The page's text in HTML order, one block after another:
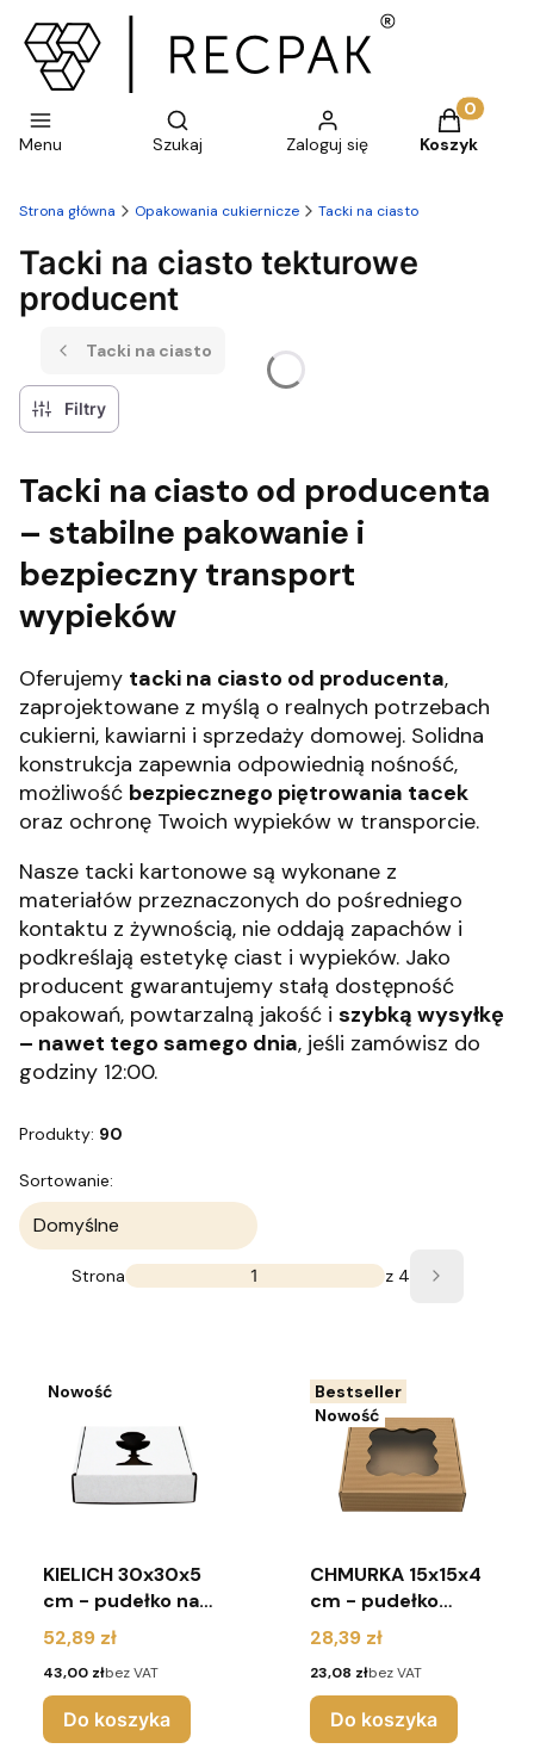
Menu
Otwórz wyszukiwarkę
Szukaj Zaloguj się
Produkty
Koszyk
Strona główna Opakowania cukiernicze Tacki na ciasto
Tacki na ciasto tekturowe
producent
Tacki na ciasto
Filtry
Tacki na ciasto od producenta
– stabilne pakowanie i
bezpieczny transport
wypieków
Oferujemy tacki na ciasto od producenta,
zaprojektowane z myślą o realnych potrzebach
cukierni, kawiarni i sprzedaży domowej. Solidna
konstrukcja zapewnia odpowiednią nośność,
możliwość bezpiecznego piętrowania tacek
oraz ochronę Twoich wypieków w transporcie.
Nasze tacki kartonowe są wykonane z
materiałów przeznaczonych do pośredniego
kontaktu z żywnością, nie oddają zapachów i
podkreślają estetykę ciast i wypieków. Jako
producent gwarantujemy stałą dostępność
opakowań, powtarzalną jakość i szybką wysyłkę
– nawet tego samego dnia, jeśli zamówisz do
godziny 12:00.
Produkty: 90
Lista produktów
Sortowanie:
Domyślne
Strona z 4
Nowość
KIELICH 30x30x5
cm - pudełko na
pierniki z
okienkiem -
Komunia - (pakiet
10 sztuk) - białe
Cena
52,89 zł
Cena
43,00 złbez VAT
Do koszyka
Bestseller
Nowość
CHMURKA 15x15x4
cm - pudełko
karbowane na
pierniki z
okienkiem (pakiet
10 sztuk) - brąz
Cena
28,39 zł
Cena
23,08 złbez VAT
Do koszyka